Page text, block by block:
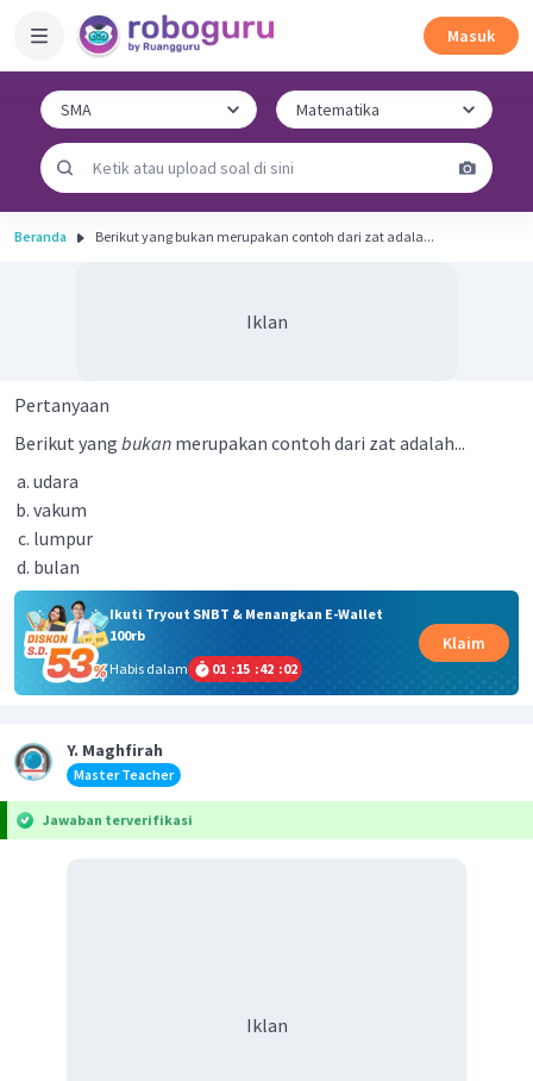
Masuk
Beranda Berikut yang bukan merupakan contoh dari zat adala...
Iklan
Pertanyaan
Berikut yang bukan merupakan contoh dari zat adalah...
udara
vakum
lumpur
bulan
Ikuti Tryout SNBT & Menangkan E-Wallet
100rb
Habis dalam
01 :15 :42 :02
Klaim
Y. Maghfirah
Master Teacher
Jawaban terverifikasi
Iklan